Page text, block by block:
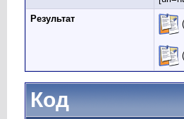
Результат
Код